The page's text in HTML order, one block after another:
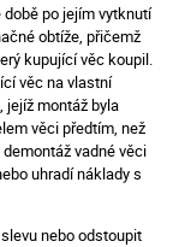
po jejím vytknutí
obtíže, přičemž
kupující věc koupil.
věc na vlastní
jejíž montáž byla
věci předtím, než
vadné věci
uhradí náklady s
nebo odstoupit